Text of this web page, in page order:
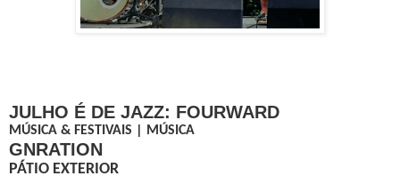
JULHO É DE JAZZ: FOURWARD
MÚSICA & FESTIVAIS | MÚSICA
GNRATION
PÁTIO EXTERIOR